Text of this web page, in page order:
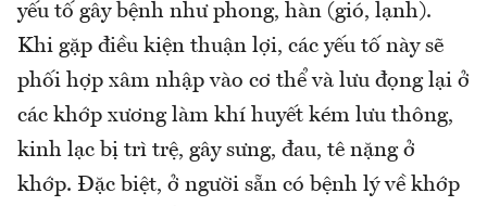
yếu tố gây bệnh như phong, hàn (gió, lạnh).
Khi gặp điều kiện thuận lợi, các yếu tố này sẽ
phối hợp xâm nhập vào cơ thể và lưu đọng lại ở
các khớp xương làm khí huyết kém lưu thông,
kinh lạc bị trì trệ, gây sưng, đau, tê nặng ở
khớp. Đặc biệt, ở người sẵn có bệnh lý về khớp